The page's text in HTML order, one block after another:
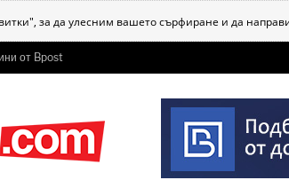
за да улесним вашето сърфиране и да
от Bpost